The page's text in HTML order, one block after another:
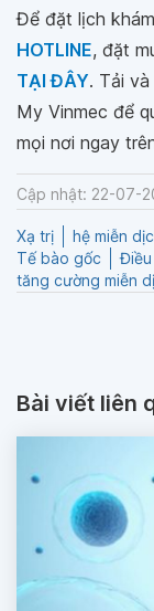
Để đặt lịch
HOTLINE, đặt
TẠI ĐÂY. Tải
My Vinmec để
mọi nơi ngay
Cập nhật: 22-07-
Xạ trị hệ miễn
Tế bào gốc
tăng cường miễn
Bài viết liên